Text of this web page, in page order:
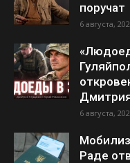
поручат
6 августа,
6 августа,
Раде